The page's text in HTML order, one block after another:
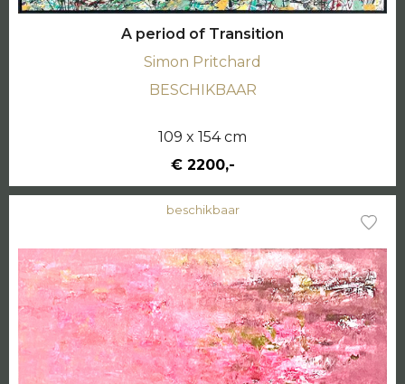
A period of Transition
Simon Pritchard
BESCHIKBAAR
109 x 154 cm
€ 2200,-
beschikbaar